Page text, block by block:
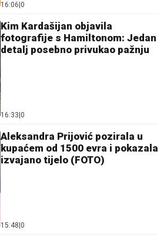
16:06 0
Kim Kardašijan objavila
fotografije s Hamiltonom: Jedan
detalj posebno privukao pažnju
16:33 0
Aleksandra Prijović pozirala u
kupaćem od 1500 evra i pokazala
izvajano tijelo (FOTO)
15:48 0